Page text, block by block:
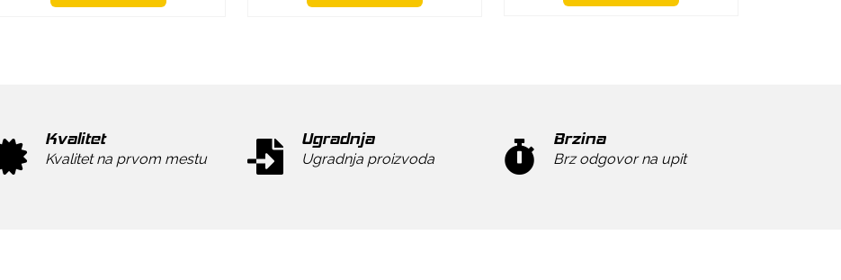
Kvalitet
Kvalitet na prvom mestu
Ugradnja
Ugradnja proizvoda
Brzina
Brz odgovor na upit